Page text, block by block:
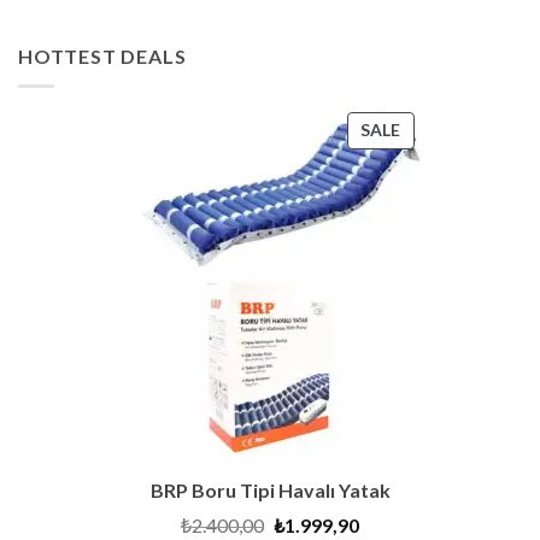
HOTTEST DEALS
SALEPRODUCT
ON
BRP Boru Tipi Havalı Yatak
₺2.400,00 Original
₺1.999,90Current